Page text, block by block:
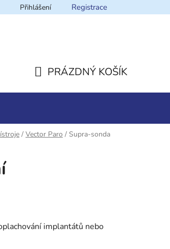
Přihlášení Registrace
PRÁZDNÝ KOŠÍK
/ Vector Paro / Supra-sonda
implantátů nebo